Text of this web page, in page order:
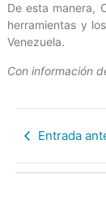
De esta manera,
herramientas y
Venezuela.
Con información
Entrada